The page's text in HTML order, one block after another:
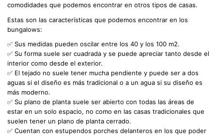
comodidades que podemos encontrar en otros tipos de casas.
Estas son las características que podemos encontrar en los
bungalows:
✅ Sus medidas pueden oscilar entre los 40 y los 100 m2.
✅ Su forma suele ser cuadrada y se puede apreciar tanto desde el
interior como desde el exterior.
✅ El tejado no suele tener mucha pendiente y puede ser a dos
aguas si el diseño es más tradicional o a un agua si su diseño es
más moderno.
✅ Su plano de planta suele ser abierto con todas las áreas de
estar en un solo espacio, no como en las casas tradicionales que
suelen tener un plano de planta cerrado.
✅ Cuentan con estupendos porches delanteros en los que poder